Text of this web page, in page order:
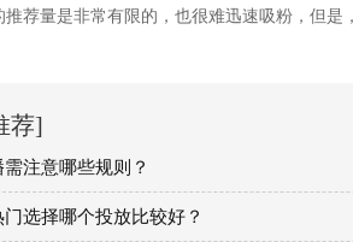
推荐量是非常有限的，也很难迅速吸粉，但
荐]
注意哪些规则？
选择哪个投放比较好？